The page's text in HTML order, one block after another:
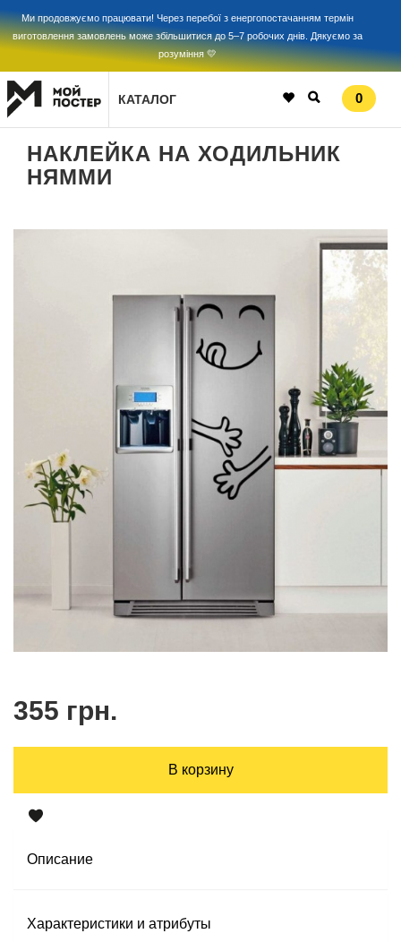
Ми продовжуємо працювати! Через перебої з енергопостачанням термін
виготовлення замовлень може збільшитися до 5–7 робочих днів. Дякуємо за
розуміння 💛
КАТАЛОГ 0
НАКЛЕЙКА НА ХОДИЛЬНИК
НЯММИ
355 грн.
В корзину
Описание
Характеристики и атрибуты